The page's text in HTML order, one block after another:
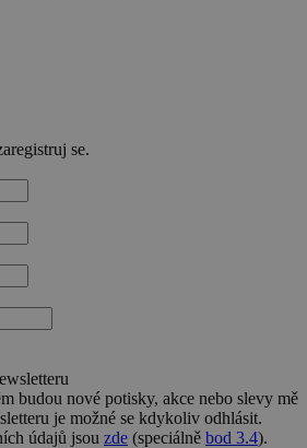
se.
budou nové potisky, akce nebo slevy mě
je možné se kdykoliv odhlásit.
údajů jsou zde (speciálně bod 3.4).